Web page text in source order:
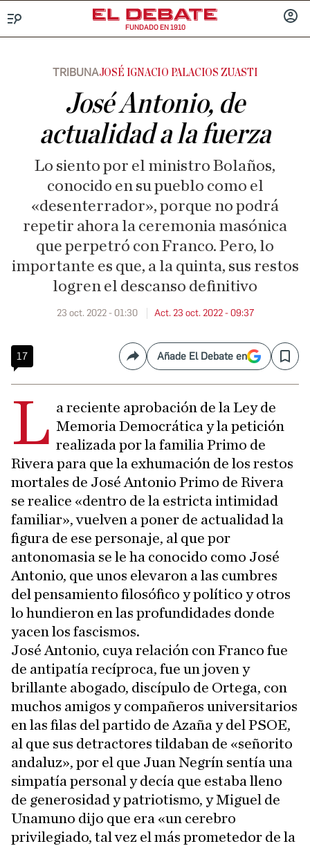
FUNDADO EN 1910
TRIBUNAJOSÉ IGNACIO PALACIOS ZUASTI
José Antonio, de
actualidad a la fuerza
Lo siento por el ministro Bolaños,
conocido en su pueblo como el
«desenterrador», porque no podrá
repetir ahora la ceremonia masónica
que perpetró con Franco. Pero, lo
importante es que, a la quinta, sus restos
logren el descanso definitivo
23 oct. 2022 - 01:30 Act. 23 oct. 2022 - 09:37
17 CompartirAñade El Debate en Save
L a reciente aprobación de la Ley de
Memoria Democrática y la petición
realizada por la familia Primo de
Rivera para que la exhumación de los restos
mortales de José Antonio Primo de Rivera
se realice «dentro de la estricta intimidad
familiar», vuelven a poner de actualidad la
figura de ese personaje, al que por
antonomasia se le ha conocido como José
Antonio, que unos elevaron a las cumbres
del pensamiento filosófico y político y otros
lo hundieron en las profundidades donde
yacen los fascismos.
José Antonio, cuya relación con Franco fue
de antipatía recíproca, fue un joven y
brillante abogado, discípulo de Ortega, con
muchos amigos y compañeros universitarios
en las filas del partido de Azaña y del PSOE,
al que sus detractores tildaban de «señorito
andaluz», por el que Juan Negrín sentía una
simpatía personal y decía que estaba lleno
de generosidad y patriotismo, y Miguel de
Unamuno dijo que era «un cerebro
privilegiado, tal vez el más prometedor de la